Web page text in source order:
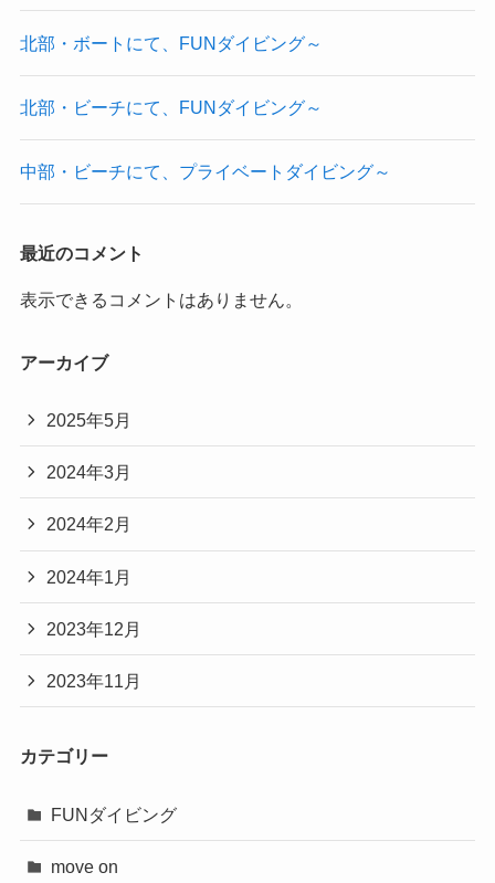
北部・ボートにて、FUNダイビング～
北部・ビーチにて、FUNダイビング～
中部・ビーチにて、プライベートダイビング～
最近のコメント
表示できるコメントはありません。
アーカイブ
2025年5月
2024年3月
2024年2月
2024年1月
2023年12月
2023年11月
カテゴリー
FUNダイビング
move on